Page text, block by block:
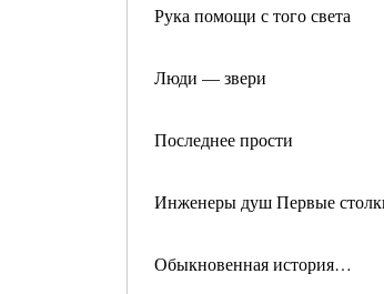
Рука помощи с того света
Люди — звери
Последнее прости
Инженеры душ Первые
Обыкновенная история…